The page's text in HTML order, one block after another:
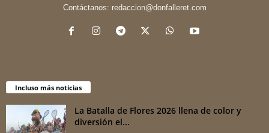
Contáctanos: redaccion@donfalleret.com
Incluso más noticias
La Batalla de Flores 2026 llena de color y
diversión el...